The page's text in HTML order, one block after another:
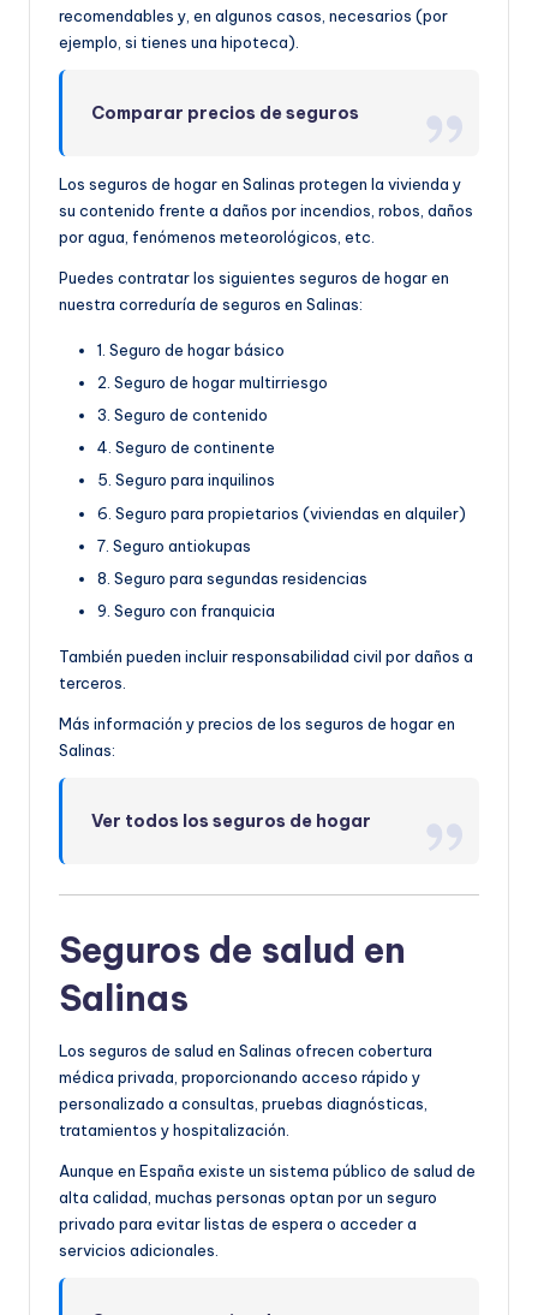
recomendables y, en algunos casos, necesarios (por
ejemplo, si tienes una hipoteca).
Comparar precios de seguros
Los seguros de hogar en Salinas protegen la vivienda y
su contenido frente a daños por incendios, robos, daños
por agua, fenómenos meteorológicos, etc.
Puedes contratar los siguientes seguros de hogar en
nuestra correduría de seguros en Salinas:
1. Seguro de hogar básico
2. Seguro de hogar multirriesgo
3. Seguro de contenido
4. Seguro de continente
5. Seguro para inquilinos
6. Seguro para propietarios (viviendas en alquiler)
7. Seguro antiokupas
8. Seguro para segundas residencias
9. Seguro con franquicia
También pueden incluir responsabilidad civil por daños a
terceros.
Más información y precios de los seguros de hogar en
Salinas:
Ver todos los seguros de hogar
Seguros de salud en
Salinas
Los seguros de salud en Salinas ofrecen cobertura
médica privada, proporcionando acceso rápido y
personalizado a consultas, pruebas diagnósticas,
tratamientos y hospitalización.
Aunque en España existe un sistema público de salud de
alta calidad, muchas personas optan por un seguro
privado para evitar listas de espera o acceder a
servicios adicionales.